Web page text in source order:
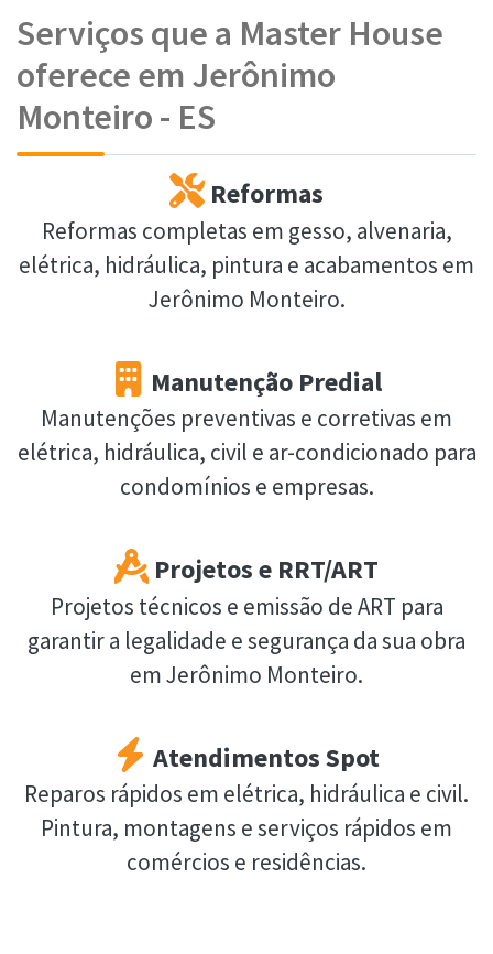
Serviços que a Master House
oferece em Jerônimo
Monteiro - ES
Reformas
Reformas completas em gesso, alvenaria,
elétrica, hidráulica, pintura e acabamentos em
Jerônimo Monteiro.
Manutenção Predial
Manutenções preventivas e corretivas em
elétrica, hidráulica, civil e ar-condicionado para
condomínios e empresas.
Projetos e RRT/ART
Projetos técnicos e emissão de ART para
garantir a legalidade e segurança da sua obra
em Jerônimo Monteiro.
Atendimentos Spot
Reparos rápidos em elétrica, hidráulica e civil.
Pintura, montagens e serviços rápidos em
comércios e residências.